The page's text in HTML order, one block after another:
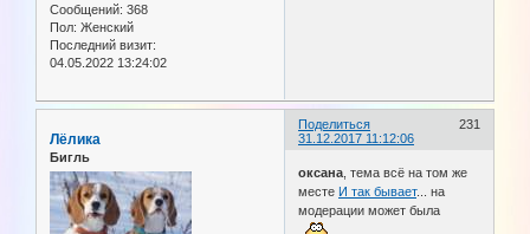
Сообщений: 368
Пол: Женский
Последний визит:
04.05.2022 13:24:02
Поделиться
231
31.12.2017 11:12:06
Лёлика
Бигль
оксана , тема всё на том же
месте И так бывает... на
модерации может была